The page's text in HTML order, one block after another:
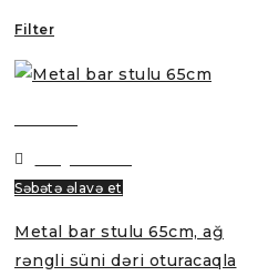
Filter
Səbətə əlavə et
Metal bar stulu 65cm, ağ
rəngli süni dəri oturacaqla